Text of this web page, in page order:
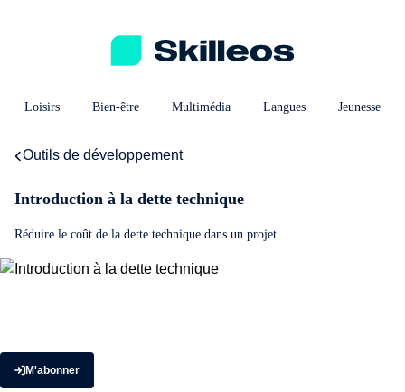
Loisirs Bien-être Multimédia Langues Jeunesse
Outils de développement
Introduction à la dette technique
Réduire le coût de la dette technique dans un projet
M'abonner